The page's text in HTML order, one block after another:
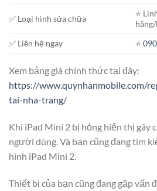
✅ Loại hình sửa chữa
⭐️
✅ Liên hệ ngay
⭐️
Xem bảng giá chính thức tại đây:
https://www.quynhanmobile.com/
tai-nha-trang/
Khi iPad Mini 2 bị hỏng hiển thị gây
người dùng. Và bạn cũng đang tìm
hình iPad Mini 2.
Thiết bị của bạn cũng đang gặp vấn